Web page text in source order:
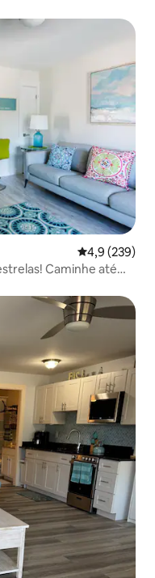
Classificação
4,9 (239)
Caminhe até